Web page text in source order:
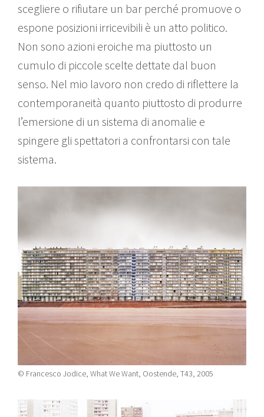
scegliere o rifiutare un bar perché promuove o
espone posizioni irricevibili è un atto politico.
Non sono azioni eroiche ma piuttosto un
cumulo di piccole scelte dettate dal buon
senso. Nel mio lavoro non credo di riflettere la
contemporaneità quanto piuttosto di produrre
l’emersione di un sistema di anomalie e
spingere gli spettatori a confrontarsi con tale
sistema.
© Francesco Jodice, What We Want, Oostende, T43, 2005